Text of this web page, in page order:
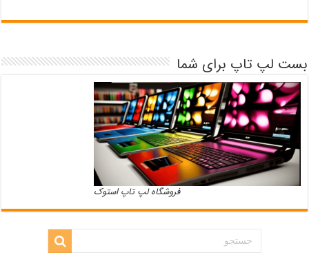
بست لپ تاپ برای شما
فروشگاه لپ تاپ استوک